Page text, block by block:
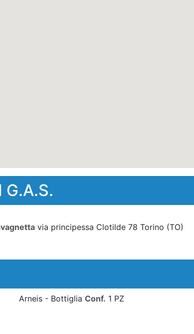
G.A.S.
via principessa Clotilde 78 Torino (TO)
Arneis - Bottiglia Conf. 1 PZ